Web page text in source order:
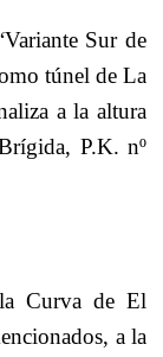
Sur de
túnel de La
a la altura
P.K. nº
Curva de El
a la